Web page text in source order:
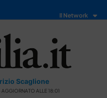
Il Network
Scaglione
ALLE 18:01